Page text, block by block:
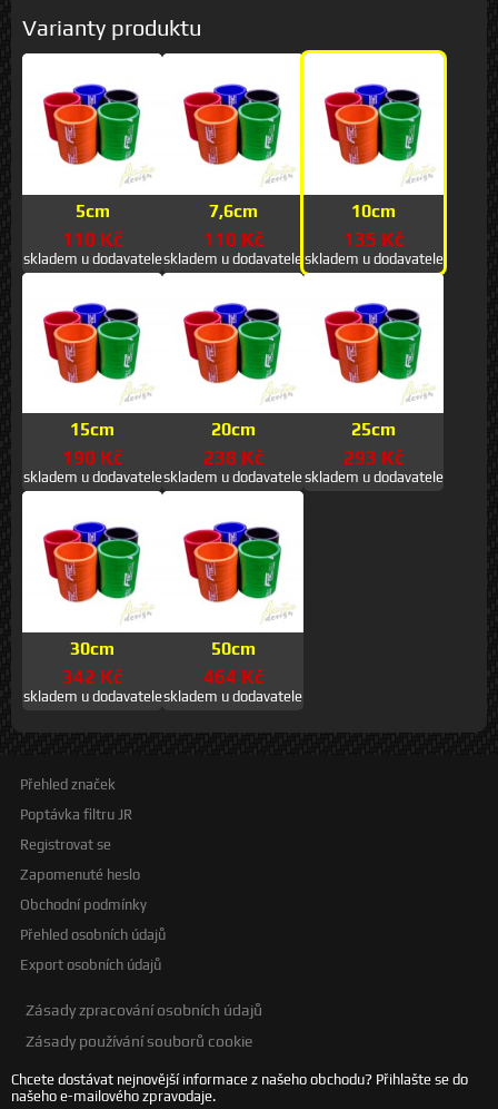
Varianty produktu
5cm
110 Kč
skladem u dodavatele
7,6cm
110 Kč
skladem u dodavatele
10cm
135 Kč
skladem u dodavatele
15cm
190 Kč
skladem u dodavatele
20cm
238 Kč
skladem u dodavatele
25cm
293 Kč
skladem u dodavatele
30cm
342 Kč
skladem u dodavatele
50cm
464 Kč
skladem u dodavatele
Přehled značek
Poptávka filtru JR
Registrovat se
Zapomenuté heslo
Obchodní podmínky
Přehled osobních údajů
Export osobních údajů
Zásady zpracování osobních údajů
Zásady používání souborů cookie
Chcete dostávat nejnovější informace z našeho obchodu? Přihlašte se do
našeho e-mailového zpravodaje.